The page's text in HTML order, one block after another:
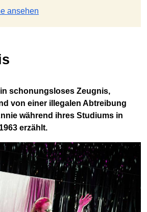
ansehen
schonungsloses Zeugnis,
von einer illegalen Abtreibung
während ihres Studiums in
erzählt.